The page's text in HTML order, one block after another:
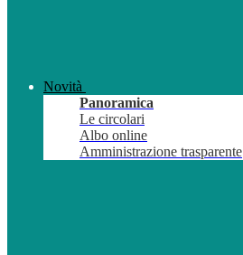
Novità
Panoramica
Le circolari
Albo online
Amministrazione trasparente